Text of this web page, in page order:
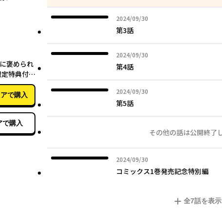
06月10日
褒められ
特典付
で購入
で購入
2024/09/30
2024年09月30日
第3話
2024/09/30
2024年09月30日
第4話
2024/09/30
2024年09月30日
第5話
その他の話は公開終了
2024/09/30
2024年09月30日
コミックス1巻発売記念特別編
全7話を表示